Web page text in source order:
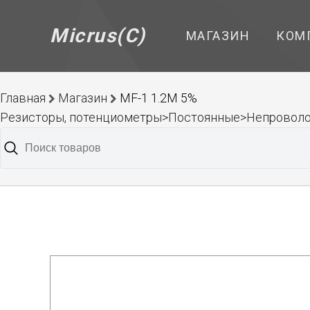
Micrus(C) МАГАЗИН
Главная Магазин
MF-1 1.2M 5%
Резисторы,